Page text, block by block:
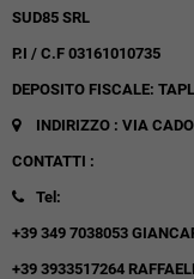
SUD85 SRL
P.I / C.F 03161010735
DEPOSITO FISCALE:
INDIRIZZO : VIA
CONTATTI :
Tel:
+39 349 7038053
+39 3933517264